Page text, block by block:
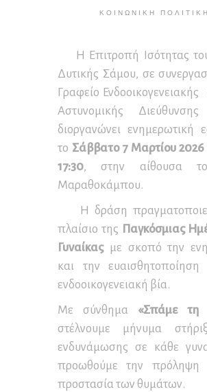
ΚΟΙΝΩΝΙΚΉ ΠΟΛΙΤΙΚΉ
Η Επιτροπή Ισότητας
Δυτικής Σάμου, σε
Γραφείο Ενδοοικογενειακής
Αστυνομικής
διοργανώνει ενημερωτική
το Σάββατο 7 Μαρτίου
17:30, στην αίθουσα
Μαραθοκάμπου.
Η δράση
πλαίσιο της Παγκόσμιας
Γυναίκαςμε σκοπό την
και την ευαισθητοποίηση
ενδοοικογενειακή βία.
Με σύνθημα «Σπάμε τη
στέλνουμε μήνυμα
ενδυνάμωσης σε κάθε
προωθούμε την πρόληψη
προστασία των θυμάτων.